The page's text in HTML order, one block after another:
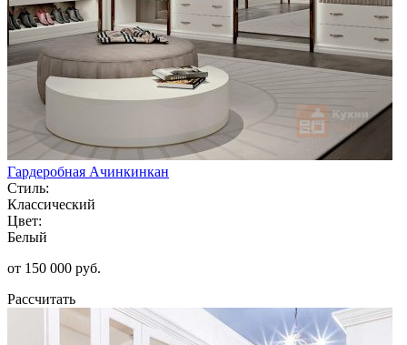
Гардеробная Ачинкинкан
Стиль:
Классический
Цвет:
Белый
от 150 000 руб.
Рассчитать